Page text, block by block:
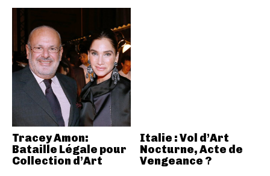
Tracey Amon:
Bataille Légale pour
Collection d’Art
Italie : Vol d’Art
Nocturne, Acte de
Vengeance ?